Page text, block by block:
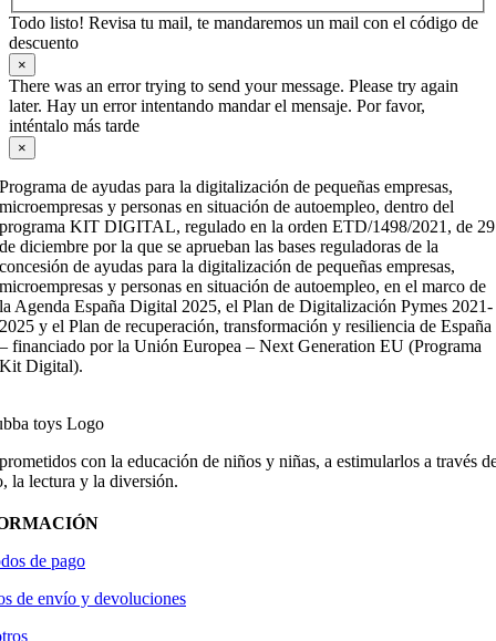
Todo listo! Revisa tu mail, te mandaremos un mail con el código de
descuento
×
There was an error trying to send your message. Please try again
later. Hay un error intentando mandar el mensaje. Por favor,
inténtalo más tarde
×
Programa de ayudas para la digitalización de pequeñas empresas,
microempresas y personas en situación de autoempleo, dentro del
programa KIT DIGITAL, regulado en la orden ETD/1498/2021, de 29
de diciembre por la que se aprueban las bases reguladoras de la
concesión de ayudas para la digitalización de pequeñas empresas,
microempresas y personas en situación de autoempleo, en el marco de
la Agenda España Digital 2025, el Plan de Digitalización Pymes 2021-
2025 y el Plan de recuperación, transformación y resiliencia de España
– financiado por la Unión Europea – Next Generation EU (Programa
Kit Digital).
con la educación de niños y niñas, a estimularlos a través
la lectura y la diversión.
de pago
de envío y devoluciones